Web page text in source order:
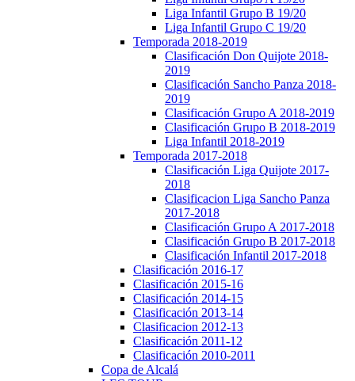
Liga Infantil Grupo B 19/20
Liga Infantil Grupo C 19/20
Temporada 2018-2019
Clasificación Don Quijote 2018-
2019
Clasificación Sancho Panza 2018-
2019
Clasificación Grupo A 2018-2019
Clasificación Grupo B 2018-2019
Liga Infantil 2018-2019
Temporada 2017-2018
Clasificación Liga Quijote 2017-
2018
Clasificacion Liga Sancho Panza
2017-2018
Clasificación Grupo A 2017-2018
Clasificación Grupo B 2017-2018
Clasificación Infantil 2017-2018
Clasificación 2016-17
Clasificación 2015-16
Clasificación 2014-15
Clasificación 2013-14
Clasificacion 2012-13
Clasificación 2011-12
Clasificación 2010-2011
Copa de Alcalá